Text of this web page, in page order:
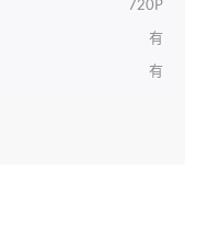
720P
有
有